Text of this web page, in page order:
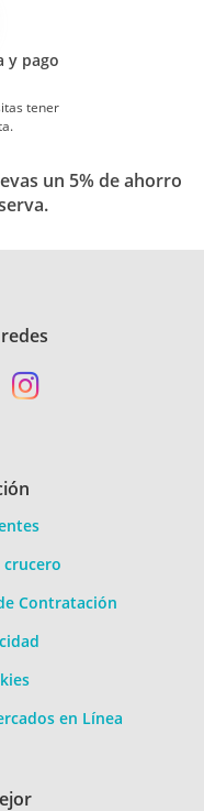
y pago
tener
un 5% de ahorro
crucero
Contratación
en Línea